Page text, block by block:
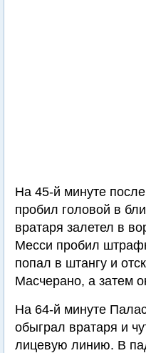
На 45-й минуте
пробил головой в
вратаря залетел в
Месси пробил
попал в штангу и
Масчерано, а затем
На 64-й минуте
обыграл вратаря и
лицевую линию. В